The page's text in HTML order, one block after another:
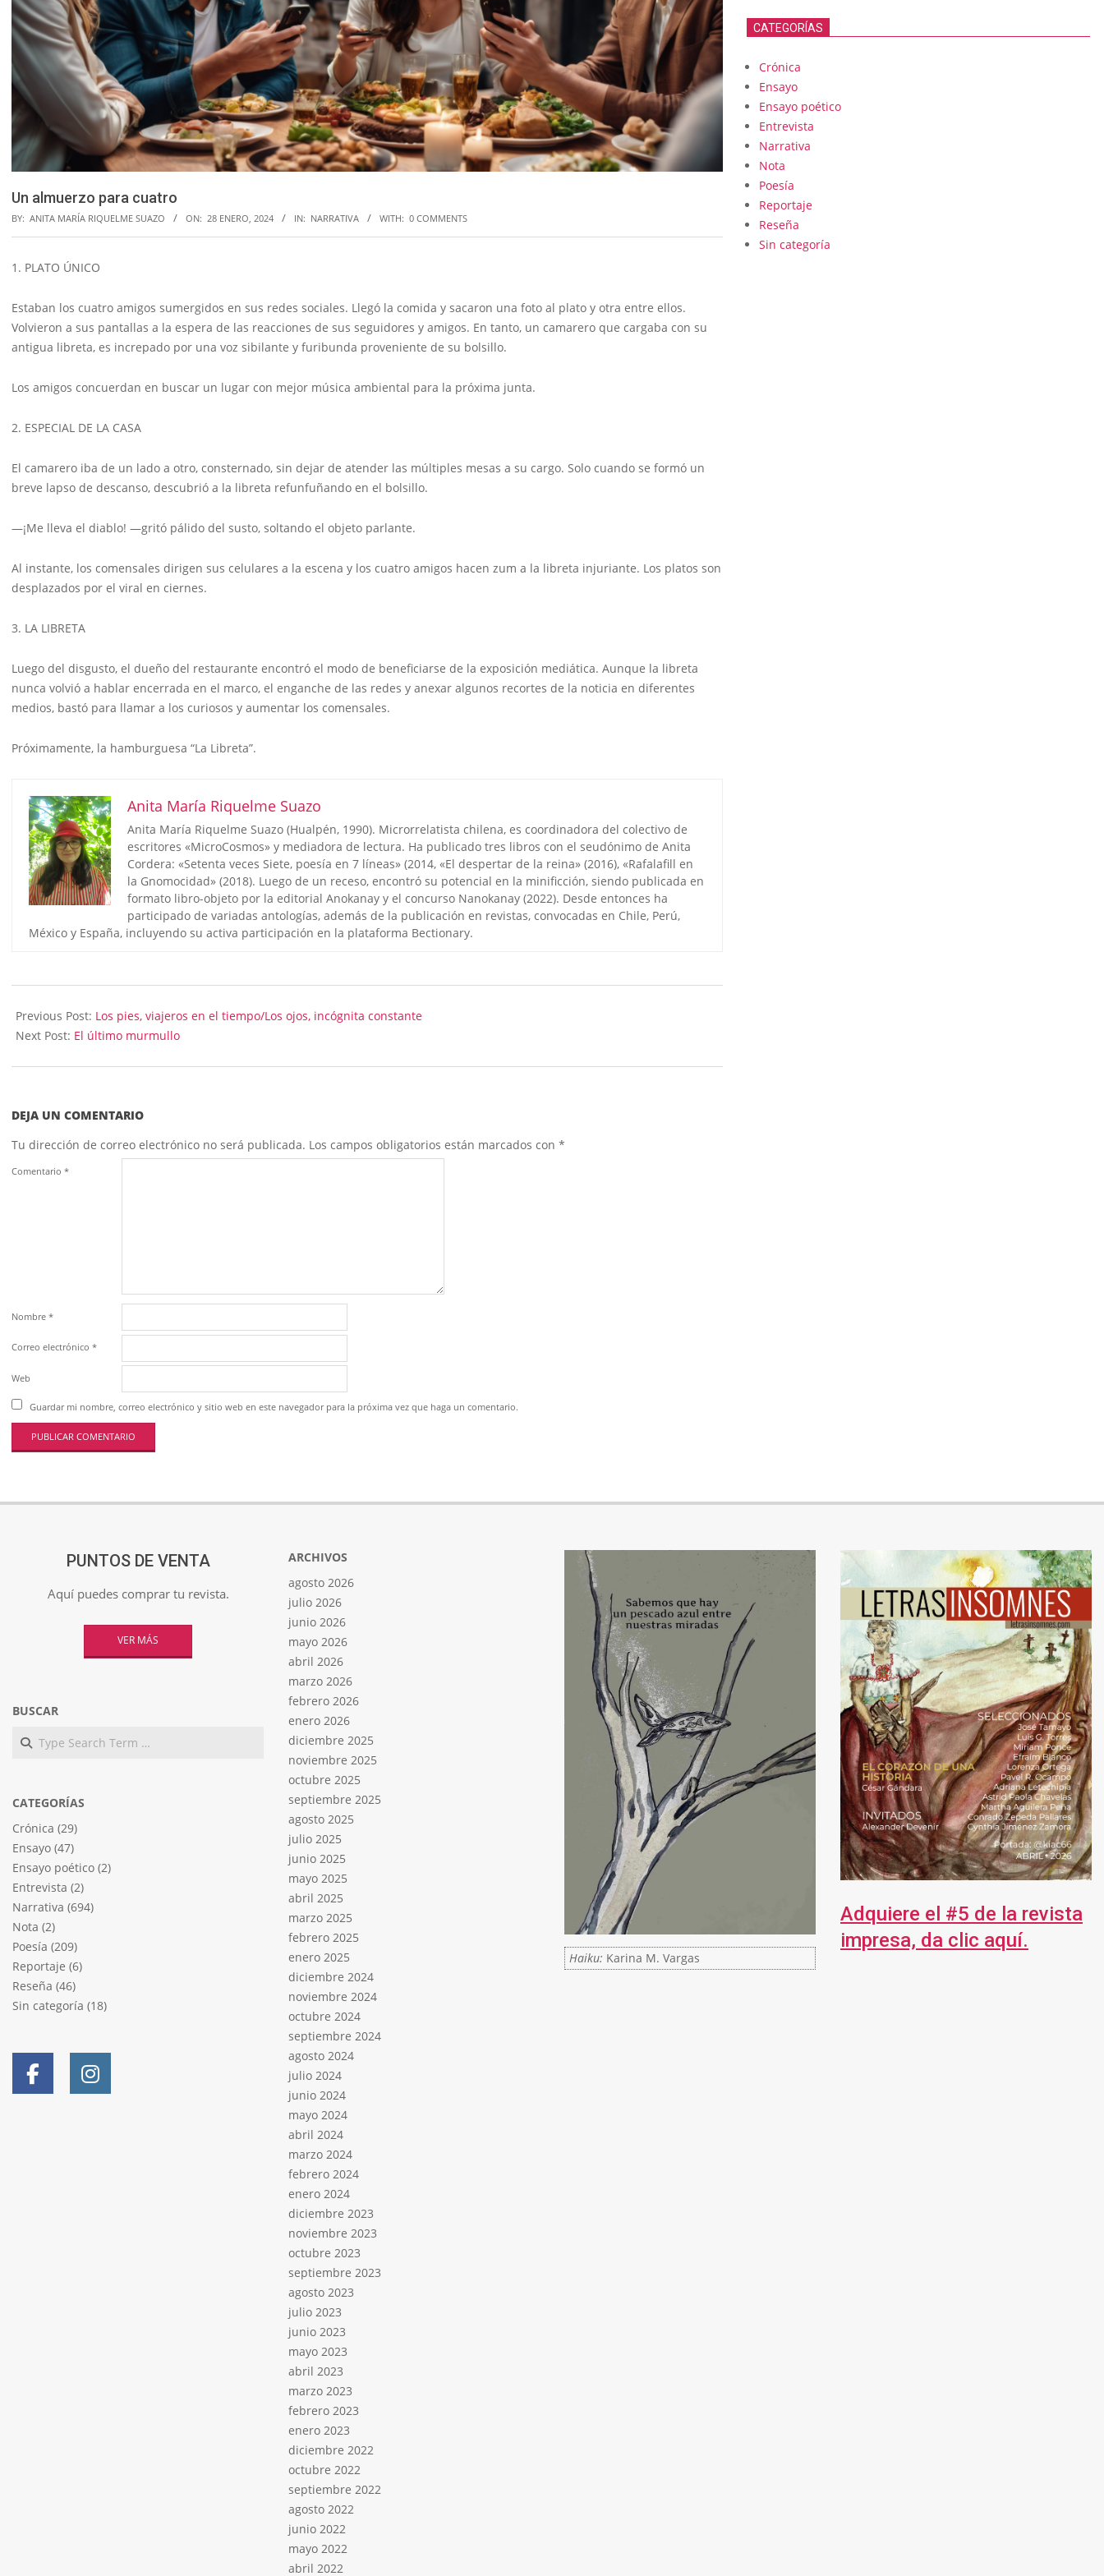
Un almuerzo para cuatro
BY: ANITA MARÍA RIQUELME SUAZO ON: 28 ENERO, 2024 IN: NARRATIVA WITH: 0 COMMENTS
1. PLATO ÚNICO
Estaban los cuatro amigos sumergidos en sus redes sociales. Llegó la comida y sacaron una foto al plato y otra entre ellos.
Volvieron a sus pantallas a la espera de las reacciones de sus seguidores y amigos. En tanto, un camarero que cargaba con su
antigua libreta, es increpado por una voz sibilante y furibunda proveniente de su bolsillo.
Los amigos concuerdan en buscar un lugar con mejor música ambiental para la próxima junta.
2. ESPECIAL DE LA CASA
El camarero iba de un lado a otro, consternado, sin dejar de atender las múltiples mesas a su cargo. Solo cuando se formó un
breve lapso de descanso, descubrió a la libreta refunfuñando en el bolsillo.
—¡Me lleva el diablo! —gritó pálido del susto, soltando el objeto parlante.
Al instante, los comensales dirigen sus celulares a la escena y los cuatro amigos hacen zum a la libreta injuriante. Los platos son
desplazados por el viral en ciernes.
3. LA LIBRETA
Luego del disgusto, el dueño del restaurante encontró el modo de beneficiarse de la exposición mediática. Aunque la libreta
nunca volvió a hablar encerrada en el marco, el enganche de las redes y anexar algunos recortes de la noticia en diferentes
medios, bastó para llamar a los curiosos y aumentar los comensales.
Próximamente, la hamburguesa “La Libreta”.
Anita María Riquelme Suazo
Anita María Riquelme Suazo (Hualpén, 1990). Microrrelatista chilena, es coordinadora del colectivo de
escritores «MicroCosmos» y mediadora de lectura. Ha publicado tres libros con el seudónimo de Anita
Cordera: «Setenta veces Siete, poesía en 7 líneas» (2014, «El despertar de la reina» (2016), «Rafalafill en
la Gnomocidad» (2018). Luego de un receso, encontró su potencial en la minificción, siendo publicada en
formato libro-objeto por la editorial Anokanay y el concurso Nanokanay (2022). Desde entonces ha
participado de variadas antologías, además de la publicación en revistas, convocadas en Chile, Perú,
México y España, incluyendo su activa participación en la plataforma Bectionary.
01-
28
Previous Post: Los pies, viajeros en el tiempo/Los ojos, incógnita constante
Next Post: El último murmullo
DEJA UN COMENTARIO
Tu dirección de correo electrónico no será publicada. Los campos obligatorios están marcados con *
Comentario *
Nombre *
Correo electrónico *
Web
Guardar mi nombre, correo electrónico y sitio web en este navegador para la próxima vez que haga un comentario.
CATEGORÍAS
Crónica
Ensayo
Ensayo poético
Entrevista
Narrativa
Nota
Poesía
Reportaje
Reseña
Sin categoría
PUNTOS DE VENTA
Aquí puedes comprar tu revista.
VER MÁS
BUSCAR
Search
CATEGORÍAS
Crónica (29)
Ensayo (47)
Ensayo poético (2)
Entrevista (2)
Narrativa (694)
Nota (2)
Poesía (209)
Reportaje (6)
Reseña (46)
Sin categoría (18)
ARCHIVOS
agosto 2026
julio 2026
junio 2026
mayo 2026
abril 2026
marzo 2026
febrero 2026
enero 2026
diciembre 2025
noviembre 2025
octubre 2025
septiembre 2025
agosto 2025
julio 2025
junio 2025
mayo 2025
abril 2025
marzo 2025
febrero 2025
enero 2025
diciembre 2024
noviembre 2024
octubre 2024
septiembre 2024
agosto 2024
julio 2024
junio 2024
mayo 2024
abril 2024
marzo 2024
febrero 2024
enero 2024
diciembre 2023
noviembre 2023
octubre 2023
septiembre 2023
agosto 2023
julio 2023
junio 2023
mayo 2023
abril 2023
marzo 2023
febrero 2023
enero 2023
diciembre 2022
octubre 2022
septiembre 2022
agosto 2022
junio 2022
mayo 2022
abril 2022
Haiku: Karina M. Vargas
Adquiere el #5 de la revista
impresa, da clic aquí.